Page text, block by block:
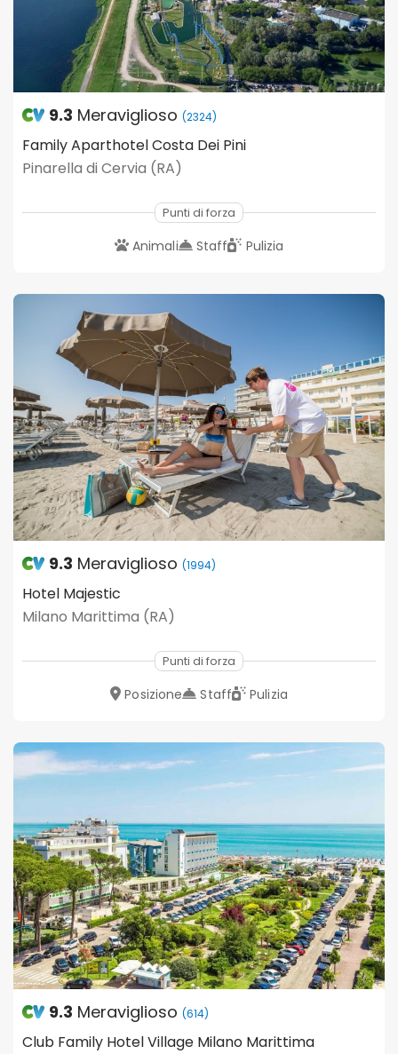
9.3 Meraviglioso (2324)
Family Aparthotel Costa Dei Pini
Pinarella di Cervia (RA)
Punti di forza
Animali Staff Pulizia
9.3 Meraviglioso (1994)
Hotel Majestic
Milano Marittima (RA)
Punti di forza
Posizione Staff Pulizia
9.3 Meraviglioso (614)
Club Family Hotel Village Milano Marittima